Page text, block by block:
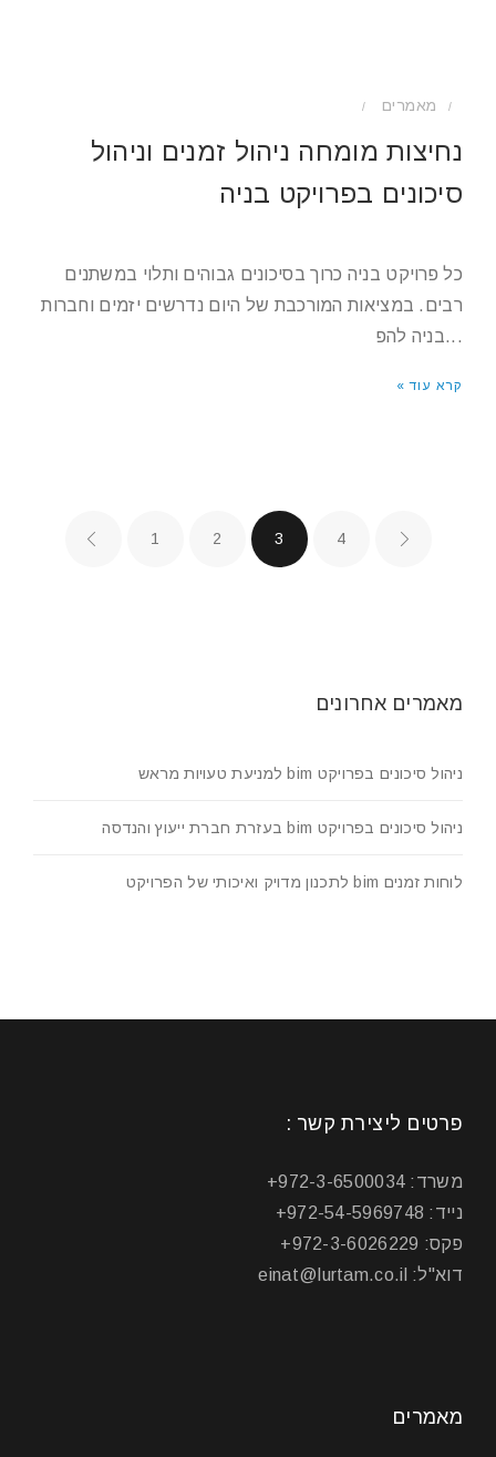
/ מאמרים /
נחיצות מומחה ניהול זמנים וניהול
סיכונים בפרויקט בניה
כל פרויקט בניה כרוך בסיכונים גבוהים ותלוי במשתנים
רבים. במציאות המורכבת של היום נדרשים יזמים וחברות
בניה להפ...
קרא עוד »
1 2 3 4
מאמרים אחרונים
ניהול סיכונים בפרויקט bim למניעת טעויות מראש
ניהול סיכונים בפרויקט bim בעזרת חברת ייעוץ והנדסה
לוחות זמנים bim לתכנון מדויק ואיכותי של הפרויקט
פרטים ליצירת קשר :
משרד: 972-3-6500034+
נייד: 972-54-5969748+
פקס: 972-3-6026229+
דוא"ל: einat@lurtam.co.il
מאמרים